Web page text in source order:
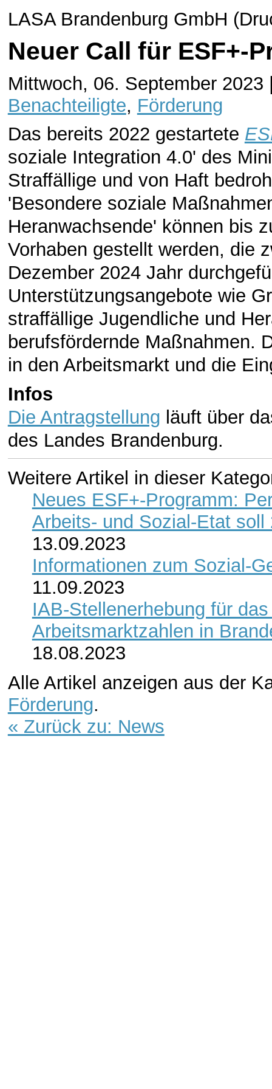
LASA Brandenburg GmbH
Neuer Call für ESF+-
Mittwoch, 06. September
Benachteiligte, Förderung
Das bereits 2022 gestartete
soziale Integration 4.0' des
Straffällige und von Haft
'Besondere soziale
Heranwachsende' können bis
Vorhaben gestellt werden, die
Dezember 2024 Jahr
Unterstützungsangebote wie
straffällige Jugendliche und
berufsfördernde Maßnahmen.
in den Arbeitsmarkt und die
Infos
Die Antragstellung läuft über
des Landes Brandenburg.
Weitere Artikel in dieser
Neues ESF+-Programm:
Arbeits- und Sozial-Etat
13.09.2023
Informationen zum Sozial-
11.09.2023
IAB-Stellenerhebung für
Arbeitsmarktzahlen in
18.08.2023
Alle Artikel anzeigen aus der
Förderung.
« Zurück zu: News